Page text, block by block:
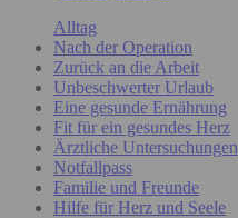
Alltag
Nach der Operation
Zurück an die Arbeit
Unbeschwerter Urlaub
Eine gesunde Ernährung
Fit für ein gesundes Herz
Ärztliche Untersuchungen
Notfallpass
Familie und Freunde
Hilfe für Herz und Seele